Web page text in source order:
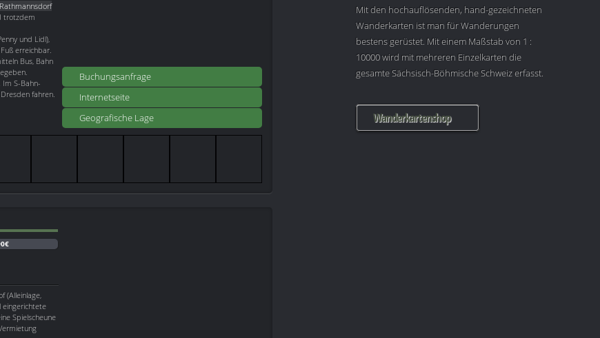
Buchungsanfrage
Internetseite
Geografische Lage
Rathmannsdorf
trotzdem
und Lidl),
erreichbar.
Bus, Bahn
Im S-Bahn-
fahren.
(Alleinlage,
eingerichtete
Spielscheune
Mit den hochauflösenden, hand-gezeichneten
Wanderkarten ist man für Wanderungen
bestens gerüstet. Mit einem Maßstab von 1 :
10000 wird mit mehreren Einzelkarten die
gesamte Sächsisch-Böhmische Schweiz erfasst.
Wanderkartenshop